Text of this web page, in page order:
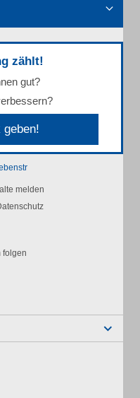
zählt!
gut?
melden
folgen